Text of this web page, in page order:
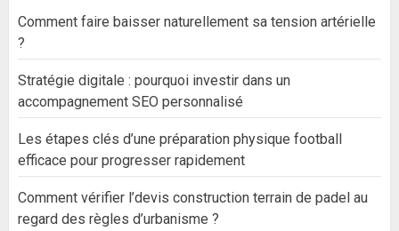
Comment faire baisser naturellement sa tension artérielle
?
Stratégie digitale : pourquoi investir dans un
accompagnement SEO personnalisé
Les étapes clés d’une préparation physique football
efficace pour progresser rapidement
Comment vérifier l’devis construction terrain de padel au
regard des règles d’urbanisme ?